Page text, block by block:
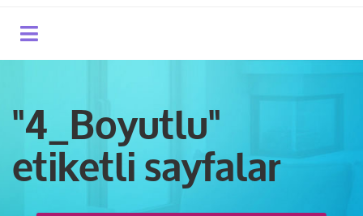
"4_Boyutlu"
etiketli sayfalar